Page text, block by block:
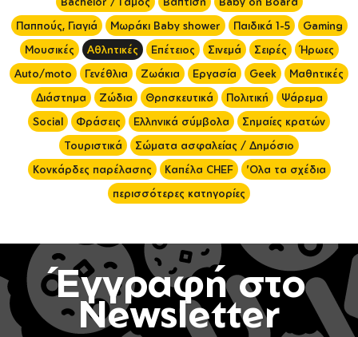
Παππούς, Γιαγιά
Μωράκι Baby shower Παιδικά 1-5
Gaming
Μουσικές
Αθλητικές Επέτειος Σινεμά Σειρές
Ήρωες
Auto/moto
Γενέθλια Ζωάκια Εργασία Geek
Μαθητικές
Διάστημα
Ζώδια Θρησκευτικά Πολιτική
Ψάρεμα
Social
Φράσεις Ελληνικά σύμβολα
Σημαίες κρατών
Τουριστικά
Σώματα ασφαλείας / Δημόσιο
Κονκάρδες παρέλασης
Καπέλα CHEF
'Ολα τα σχέδια
περισσότερες κατηγορίες
Έγγραφή στο
Newsletter